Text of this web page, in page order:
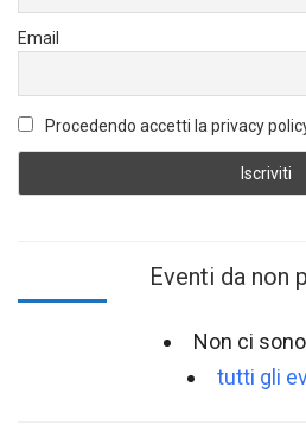
Email
Procedendo accetti la privacy
Eventi da non
Non ci
tutti gli